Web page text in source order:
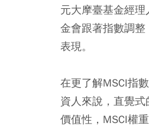
元大摩臺基金經
金會跟著指數調
表現。
在更了解MSCI指
資人來說，直覺
價值性，MSCI權